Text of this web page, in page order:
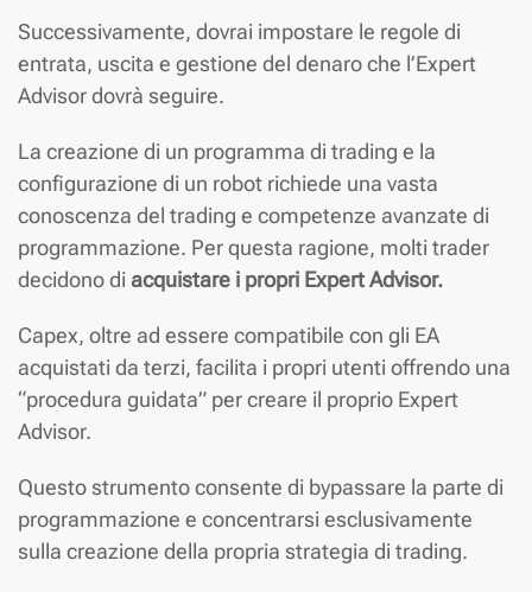
Successivamente, dovrai impostare le regole di
entrata, uscita e gestione del denaro che l’Expert
Advisor dovrà seguire.
La creazione di un programma di trading e la
configurazione di un robot richiede una vasta
conoscenza del trading e competenze avanzate di
programmazione. Per questa ragione, molti trader
decidono di acquistare i propri Expert Advisor.
Capex, oltre ad essere compatibile con gli EA
acquistati da terzi, facilita i propri utenti offrendo una
“procedura guidata” per creare il proprio Expert
Advisor.
Questo strumento consente di bypassare la parte di
programmazione e concentrarsi esclusivamente
sulla creazione della propria strategia di trading.